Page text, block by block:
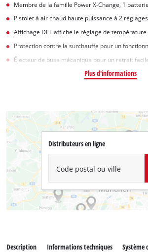
Membre de la famille Power X-Change, 1
Pistolet à air chaud haute puissance à 2
Affichage DEL affiche le réglage de température
Protection contre la surchauffe pour un
Éjecteur de buse mécanique pour un retrait
Plus d'informations
Distributeurs en ligne
Code postal ou ville
Description Informations techniques Système